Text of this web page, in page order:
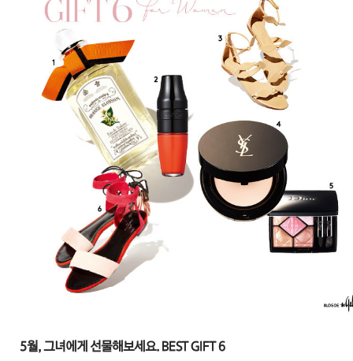
5월, 그녀에게 선물해보세요. BESTGIFT 6